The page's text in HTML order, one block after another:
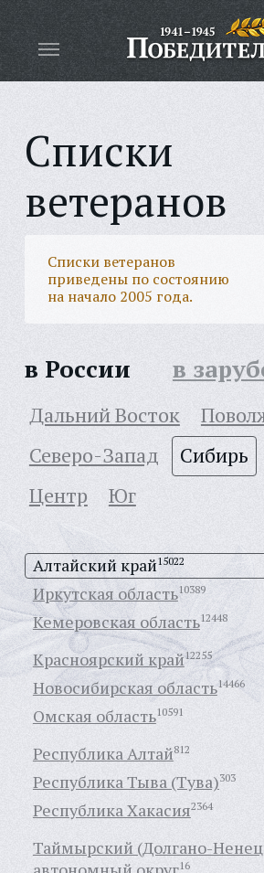
Списки
ветеранов
Списки ветеранов
приведены по состоянию
на начало 2005 года.
в России в
Дальний Восток
Северо-Запад
Сибирь
Центр
Юг
Алтайский край15022
Иркутская область10389
Кемеровская область12448
Красноярский край12255
Новосибирская область14466
Омская область10591
Республика Алтай812
Республика Тыва (Тува)303
Республика Хакасия2364
Таймырский (Долгано-
16